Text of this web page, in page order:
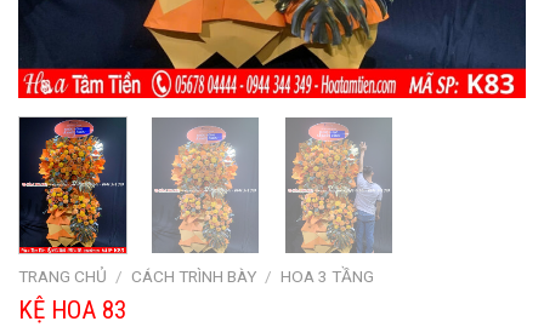
TRANG CHỦ / CÁCH TRÌNH BÀY / HOA 3 TẦNG
KỆ HOA 83